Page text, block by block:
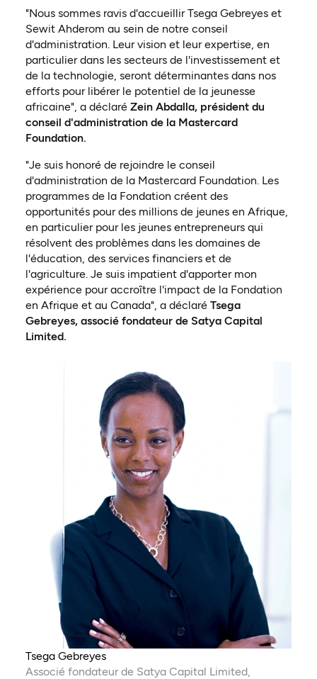
"Nous sommes ravis d'accueillir Tsega Gebreyes et
Sewit Ahderom au sein de notre conseil
d'administration. Leur vision et leur expertise, en
particulier dans les secteurs de l'investissement et
de la technologie, seront déterminantes dans nos
efforts pour libérer le potentiel de la jeunesse
africaine", a déclaré Zein Abdalla, président du
conseil d'administration de la Mastercard
Foundation.
"Je suis honoré de rejoindre le conseil
d'administration de la Mastercard Foundation. Les
programmes de la Fondation créent des
opportunités pour des millions de jeunes en Afrique,
en particulier pour les jeunes entrepreneurs qui
résolvent des problèmes dans les domaines de
l'éducation, des services financiers et de
l'agriculture. Je suis impatient d'apporter mon
expérience pour accroître l'impact de la Fondation
en Afrique et au Canada", a déclaréTsega
Gebreyes, associé fondateur de Satya Capital
Limited.
Tsega Gebreyes
Associé fondateur de Satya Capital Limited,